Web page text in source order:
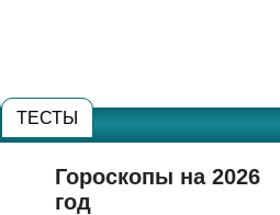
ТЕСТЫ
Гороскопы на 2026
год